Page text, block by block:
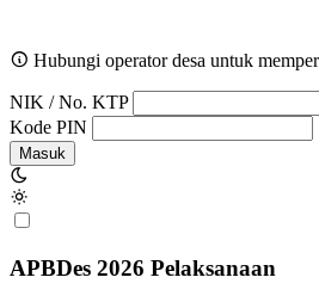
Hubungi operator desa untuk
NIK / No. KTP
Kode PIN
Masuk
APBDes 2026 Pelaksanaan